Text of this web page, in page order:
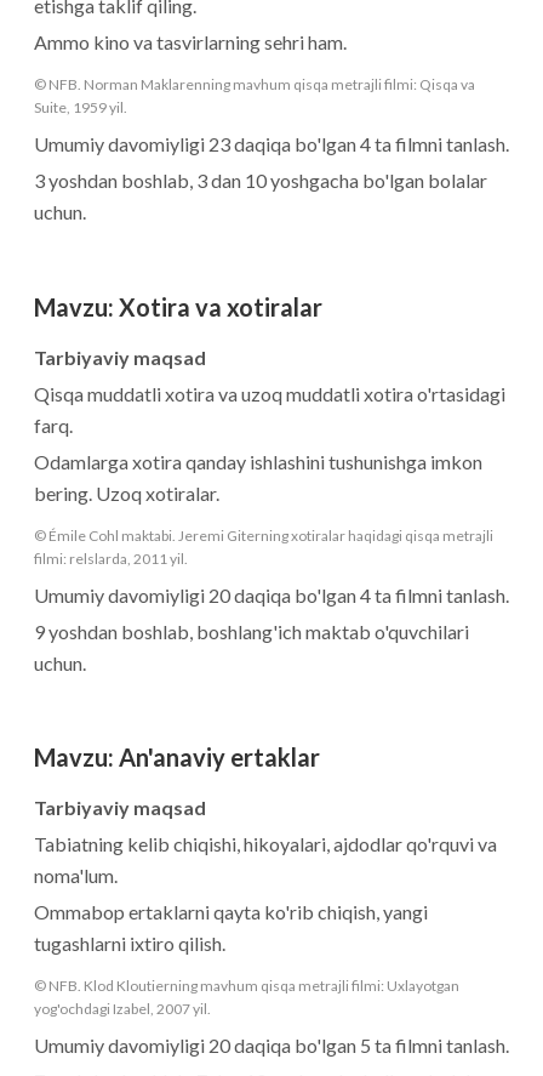
etishga taklif qiling.
Ammo kino va tasvirlarning sehri ham.
© NFB. Norman Maklarenning mavhum qisqa metrajli filmi: Qisqa va
Suite, 1959 yil.
Umumiy davomiyligi 23 daqiqa bo'lgan 4 ta filmni tanlash.
3 yoshdan boshlab, 3 dan 10 yoshgacha bo'lgan bolalar
uchun.
Mavzu: Xotira va xotiralar
Tarbiyaviy maqsad
Qisqa muddatli xotira va uzoq muddatli xotira o'rtasidagi
farq.
Odamlarga xotira qanday ishlashini tushunishga imkon
bering. Uzoq xotiralar.
© Émile Cohl maktabi. Jeremi Giterning xotiralar haqidagi qisqa metrajli
filmi: relslarda, 2011 yil.
Umumiy davomiyligi 20 daqiqa bo'lgan 4 ta filmni tanlash.
9 yoshdan boshlab, boshlang'ich maktab o'quvchilari
uchun.
Mavzu: An'anaviy ertaklar
Tarbiyaviy maqsad
Tabiatning kelib chiqishi, hikoyalari, ajdodlar qo'rquvi va
noma'lum.
Ommabop ertaklarni qayta ko'rib chiqish, yangi
tugashlarni ixtiro qilish.
© NFB. Klod Kloutierning mavhum qisqa metrajli filmi: Uxlayotgan
yog'ochdagi Izabel, 2007 yil.
Umumiy davomiyligi 20 daqiqa bo'lgan 5 ta filmni tanlash.